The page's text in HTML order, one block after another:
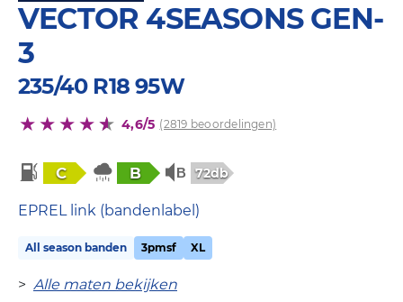
VECTOR 4SEASONS GEN-
3
235/40 R18 95W
4,6/5 (2819 beoordelingen)
C B 72db
EPREL link (bandenlabel)
All season banden 3pmsf XL
> Alle maten bekijken